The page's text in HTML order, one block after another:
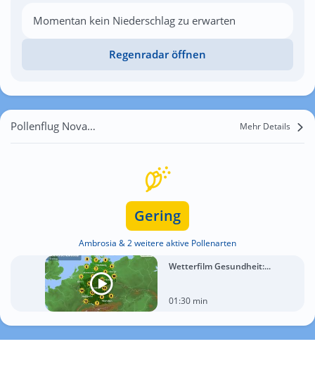
Momentan kein Niederschlag zu erwarten
Regenradar öffnen
Pollenflug Nova Mahala Mehr Details
Gering
Ambrosia & 2 weitere aktive Pollenarten
Wetterfilm Gesundheit:...
01:30 min